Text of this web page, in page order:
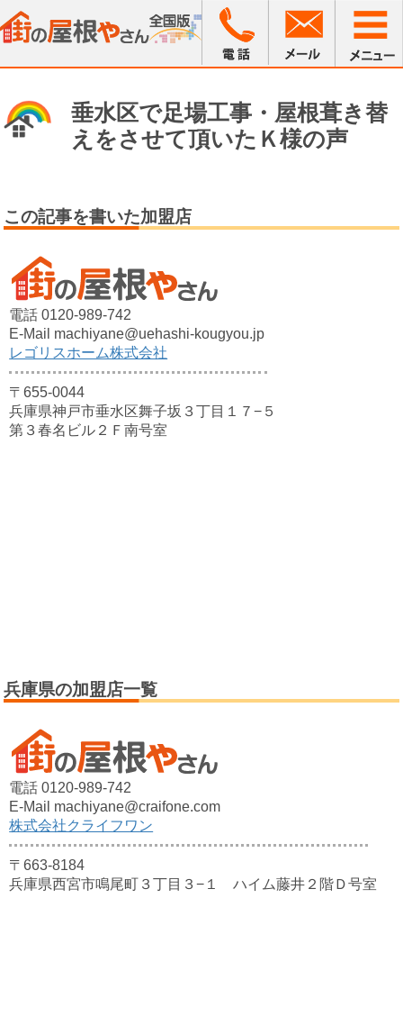
垂水区で足場工事・屋根葺き替
えをさせて頂いたＫ様の声
この記事を書いた加盟店
電話 0120-989-742
E-Mail machiyane@uehashi-kougyou.jp
レゴリスホーム株式会社
〒655-0044
兵庫県神戸市垂水区舞子坂３丁目１７−５
第３春名ビル２Ｆ南号室
兵庫県の加盟店一覧
電話 0120-989-742
E-Mail machiyane@craifone.com
株式会社クライフワン
〒663-8184
兵庫県西宮市鳴尾町３丁目３−１ ハイム藤井２階Ｄ号室